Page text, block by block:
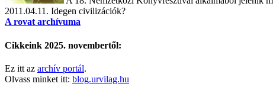
2011.04.11. Idegen civilizációk?
A rovat archívuma
Cikkeink 2025. novembertől:
Ez itt az archív portál.
Olvass minket itt: blog.urvilag.hu